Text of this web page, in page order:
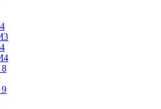
8
9